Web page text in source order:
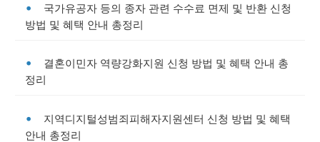
국가유공자 등의 종자 관련 수수료 면제 및 반환 신청
방법 및 혜택 안내 총정리
결혼이민자 역량강화지원 신청 방법 및 혜택 안내 총
정리
지역디지털성범죄피해자지원센터 신청 방법 및 혜택
안내 총정리